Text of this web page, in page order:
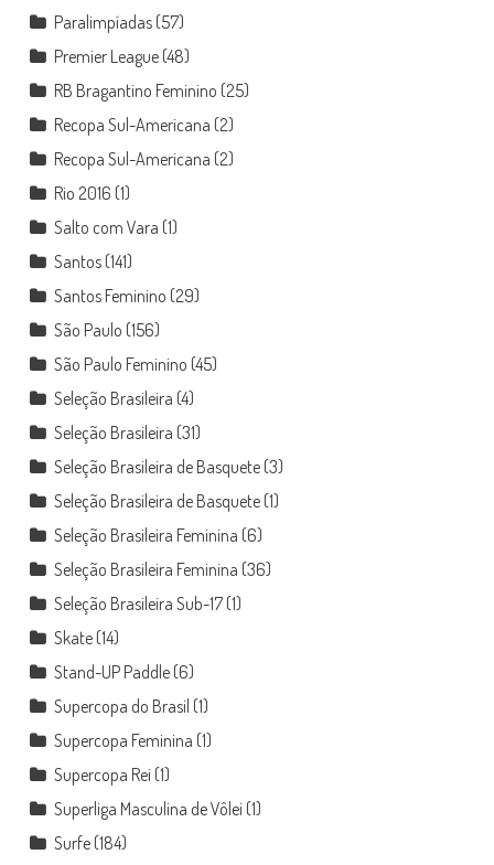
Paralimpíadas(57)
Premier League(48)
RB Bragantino Feminino (25)
Recopa Sul-Americana (2)
Recopa Sul-Americana (2)
Rio 2016 (1)
Salto com Vara (1)
Santos(141)
Santos Feminino (29)
São Paulo (156)
São Paulo Feminino (45)
Seleção Brasileira (4)
Seleção Brasileira (31)
Seleção Brasileira de Basquete(3)
Seleção Brasileira de Basquete(1)
Seleção Brasileira Feminina (6)
Seleção Brasileira Feminina (36)
Seleção Brasileira Sub-17(1)
Skate(14)
Stand-UP Paddle(6)
Supercopa do Brasil (1)
Supercopa Feminina (1)
Supercopa Rei (1)
Superliga Masculina de Vôlei (1)
Surfe(184)